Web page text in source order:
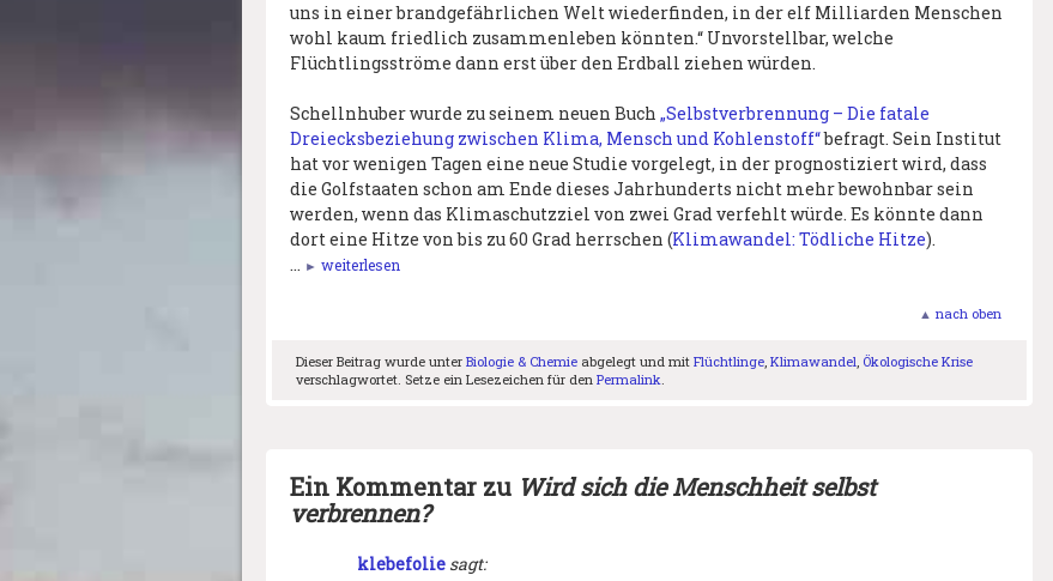
uns in einer brandgefährlichen Welt wiederfinden, in der elf Milliarden Menschen
wohl kaum friedlich zusammenleben könnten.“ Unvorstellbar, welche
Flüchtlingsströme dann erst über den Erdball ziehen würden.
Schellnhuber wurde zu seinem neuen Buch „Selbstverbrennung – Die fatale
Dreiecksbeziehung zwischen Klima, Mensch und Kohlenstoff“befragt. Sein Institut
hat vor wenigen Tagen eine neue Studie vorgelegt, in der prognostiziert wird, dass
die Golfstaaten schon am Ende dieses Jahrhunderts nicht mehr bewohnbar sein
werden, wenn das Klimaschutzziel von zwei Grad verfehlt würde. Es könnte dann
dort eine Hitze von bis zu 60 Grad herrschen (Klimawandel: Tödliche Hitze).
… ► weiterlesen
▲ nach oben
Dieser Beitrag wurde unter Biologie & Chemie abgelegt und mit Flüchtlinge, Klimawandel, Ökologische Krise
verschlagwortet. Setze ein Lesezeichen für den Permalink.
Ein Kommentar zu Wird sich die Menschheit selbst
verbrennen?
klebefolie sagt: